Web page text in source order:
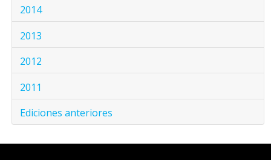
2014
2013
2012
2011
Ediciones anteriores